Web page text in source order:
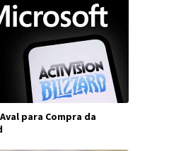
para Compra da